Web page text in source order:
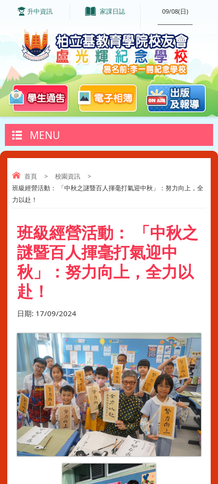
升中資訊 家課日誌
09/08(日)
MENU
首頁 > 校園資訊
>
班級經營活動： 「中秋之謎暨百人揮毫打氣迎中秋」：努力向上，全
力以赴！
班級經營活動： 「中秋之
謎暨百人揮毫打氣迎中
秋」：努力向上，全力以
赴！
日期: 17/09/2024